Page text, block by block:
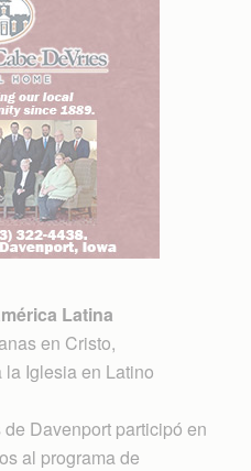
Latina
en Cristo,
Iglesia en Latino
Davenport participó en
al programa de